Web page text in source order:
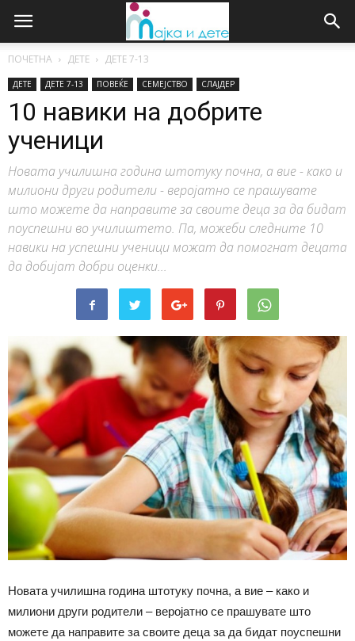
ПОЧЕТНА ДЕТЕ ДЕTE 7-13
ДЕТЕ ДЕTE 7-13 ПОВЕЌЕ СЕМЕЈСТВО СЛАЈДЕР
10 навики на добрите
ученици
Новата училишна година штотуку почна, а вие - како и
милиони други родители - веројатно се прашувате
што можете да направите за своите деца за да бидат
поуспешни во училиштето. Па, можеби следните 10
навики на успешни ученици можат да помогнат децата
да добијат добри оценки...
Новата училишна година штотуку почна, а вие – како и
милиони други родители – веројатно се прашувате што
можете да направите за своите деца за да бидат поуспешни